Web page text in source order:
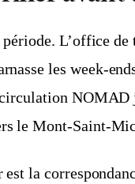
L’office
les week-
NOMAD
le Mont-Saint-
la